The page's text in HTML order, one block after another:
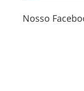
Nosso